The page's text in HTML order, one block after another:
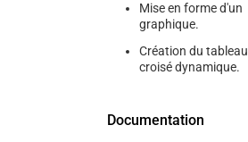
Mise en forme d'un
graphique.
Création du tableau
croisé dynamique.
Documentation